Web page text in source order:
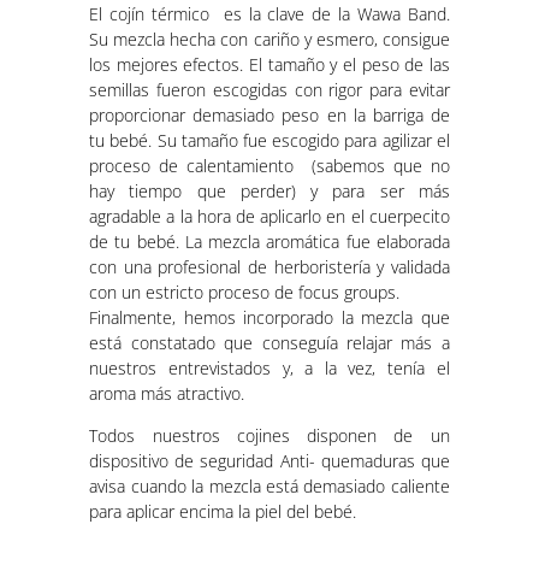
El cojín térmico es la clave de la Wawa Band.
Su mezcla hecha con cariño y esmero, consigue
los mejores efectos. El tamaño y el peso de las
semillas fueron escogidas con rigor para evitar
proporcionar demasiado peso en la barriga de
tu bebé. Su tamaño fue escogido para agilizar el
proceso de calentamiento (sabemos que no
hay tiempo que perder) y para ser más
agradable a la hora de aplicarlo en el cuerpecito
de tu bebé. La mezcla aromática fue elaborada
con una profesional de herboristería y validada
con un estricto proceso de focus groups.
Finalmente, hemos incorporado la mezcla que
está constatado que conseguía relajar más a
nuestros entrevistados y, a la vez, tenía el
aroma más atractivo.
Todos nuestros cojines disponen de un
dispositivo de seguridad Anti- quemaduras que
avisa cuando la mezcla está demasiado caliente
para aplicar encima la piel del bebé.